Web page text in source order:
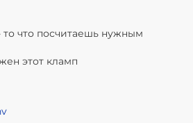
что посчитаешь нужным
этот кламп